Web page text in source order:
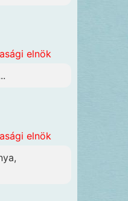
elnök
elnök